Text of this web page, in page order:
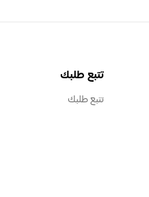
تتبع طلبك
تتبع طلبك